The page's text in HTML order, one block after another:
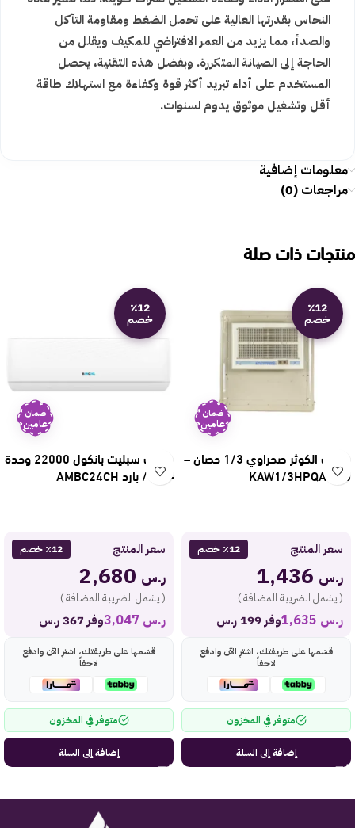
النحاس بقدرتها العالية على تحمل الضغط ومقاومة التآكل
والصدأ، مما يزيد من العمر الافتراضي للمكيف ويقلل من
الحاجة إلى الصيانة المتكررة. وبفضل هذه التقنية، يحصل
المستخدم على أداء تبريد أكثر قوة وكفاءة مع استهلاك طاقة
أقل وتشغيل موثوق يدوم لسنوات.
معلومات إضافية
مراجعات (0)
منتجات ذات صلة
٪12
خصم
ضمان
عامين
مكيف الكوثر صحراوي 1/3 حصان –
قش KAW1/3HPQA
سعر المنتج ٪12 خصم
ر.س
( يشمل الضريبة المضافة )
ر.س1,635 وفر 199 ر.س
قسّمها على طريقتك، اشترِ الآن وادفع
لاحقاً
متوفر في المخزون
إضافة إلى السلة
٪12
خصم
ضمان
عامين
مكيف سبليت بانكول 22000 وحدة
– حار / بارد AMBC24CH
سعر المنتج ٪12 خصم
ر.س
( يشمل الضريبة المضافة )
ر.س3,047 وفر 367 ر.س
قسّمها على طريقتك، اشترِ الآن وادفع
لاحقاً
متوفر في المخزون
إضافة إلى السلة